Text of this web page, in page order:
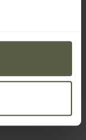
Sparrow II